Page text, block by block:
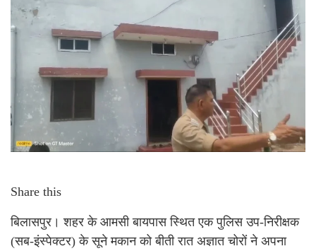
Share this
बिलासपुर। शहर के आमसी बायपास स्थित एक पुलिस उप-निरीक्षक
(सब-इंस्पेक्टर) के सूने मकान को बीती रात अज्ञात चोरों ने अपना